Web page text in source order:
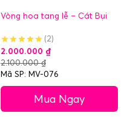
Vòng hoa tang lễ – Cát Bụi
(2)
2.000.000 ₫
2.100.000₫
Mã SP: MV-076
Mua Ngay